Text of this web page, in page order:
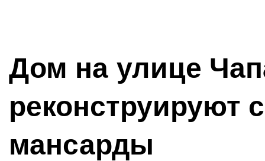
Дом на улице
реконструируют
мансарды